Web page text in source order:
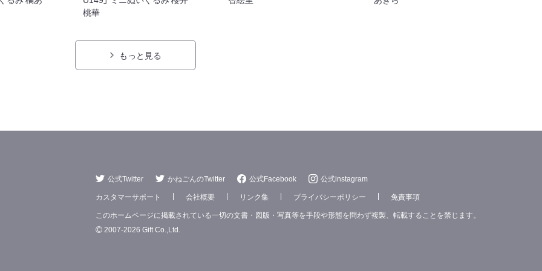
桃華
もっと見る
公式Twitter かねごんのTwitter 公式Facebook
公式instagram
カスタマーサポート
会社概要 リンク集 プライバシーポリシー
免責事項
このホームページに掲載されている一切の文書・図版・写真等を手段や形態を問わず複製、転載することを禁じます。
©2007-2026 Gift Co.,Ltd.